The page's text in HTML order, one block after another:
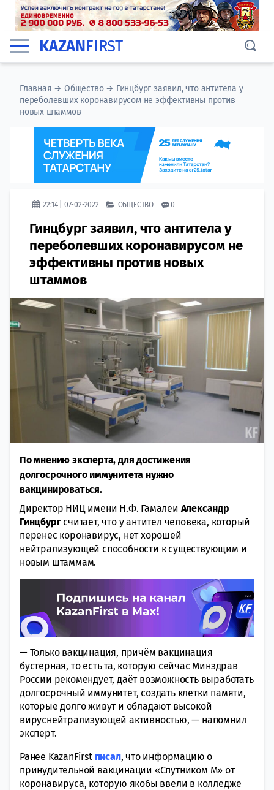
KAZANFIRST
Главная →Общество→ Гинцбург заявил, что антитела у
переболевших коронавирусом не эффективны против
новых штаммов
22:14 | 07-02-2022 ОБЩЕСТВО 0
Гинцбург заявил, что антитела у
переболевших коронавирусом не
эффективны против новых
штаммов
По мнению эксперта, для достижения
долгосрочного иммунитета нужно
вакцинироваться.
Директор НИЦ имени Н.Ф. Гамалеи Александр
Гинцбург считает, что у антител человека, который
перенес коронавирус, нет хорошей
нейтрализующей способности к существующим и
новым штаммам.
— Только вакцинация, причём вакцинация
бустерная, то есть та, которую сейчас Минздрав
России рекомендует, даёт возможность выработать
долгосрочный иммунитет, создать клетки памяти,
которые долго живут и обладают высокой
вируснейтрализующей активностью, — напомнил
эксперт.
Ранее KazanFirst писал, что информацию о
принудительной вакцинации «Спутником М» от
коронавируса, которую якобы ввели в колледже